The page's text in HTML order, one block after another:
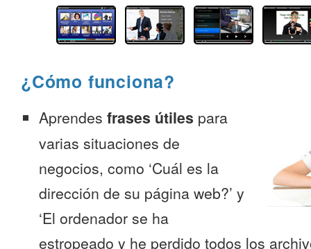
¿Cómo funciona?
Aprendes frases útiles para
varias situaciones de
negocios, como ‘Cuál es la
dirección de su página web?’ y
‘El ordenador se ha
estropeado y he perdido todos los